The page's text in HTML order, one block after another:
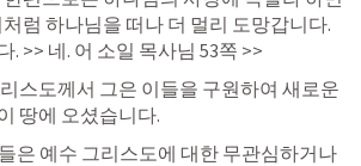
럼 하나님을 떠나 더 멀리 도망갑니다.
. >> 네. 어 소일 목사님 53쪽 >>
스도께서 그은 이들을 구원하여 새로운
땅에 오셨습니다.
은 예수 그리스도에 대한 무관심하거나